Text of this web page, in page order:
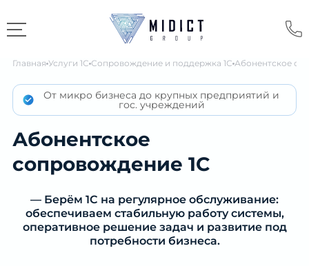
Главная Услуги 1С Сопровождение и поддержка 1С Абонентское
От микро бизнеса до крупных предприятий и
гос. учреждений
Абонентское
сопровождение 1С
— Берём 1С на регулярное обслуживание:
обеспечиваем стабильную работу системы,
оперативное решение задач и развитие под
потребности бизнеса.